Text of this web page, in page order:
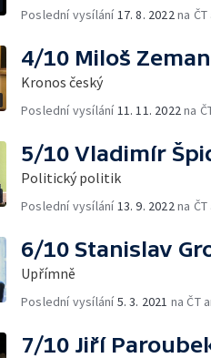
Poslední vysílání 17. 8. 2022 na
4/10 Miloš Zeman
Kronos český
Poslední vysílání 11. 11. 2022 na
5/10 Vladimír
Politický politik
Poslední vysílání 13. 9. 2022 na
6/10 Stanislav
Upřímně
Poslední vysílání5. 3. 2021 na ČT
7/10 Jiří